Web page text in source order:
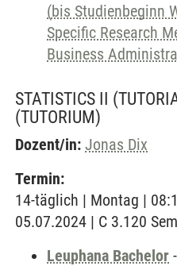
(bis Studienbeginn
Specific Research
Business
STATISTICS II
(TUTORIUM)
Dozent/in: Jonas Dix
Termin:
14-täglich | Montag |
05.07.2024 | C 3.120
Leuphana Bachelor -